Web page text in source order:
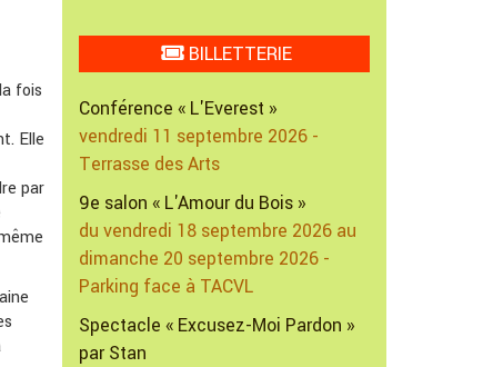
fois
Elle
par
BILLETTERIE
Conférence « L'Everest »
vendredi 11 septembre 2026 -
Terrasse des Arts
9e salon « L'Amour du Bois »
du vendredi 18 septembre 2026 au
dimanche 20 septembre 2026 -
Parking face à TACVL
Spectacle « Excusez-Moi Pardon »
par Stan